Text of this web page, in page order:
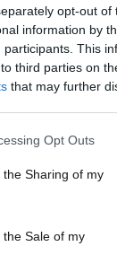
opt-out of
information by
participants. This
third parties on
that may further
app uses one
usage behaviour.
Google and its
purposes
Opt Outs
Sharing of my
Sale of my
«νικά» τον